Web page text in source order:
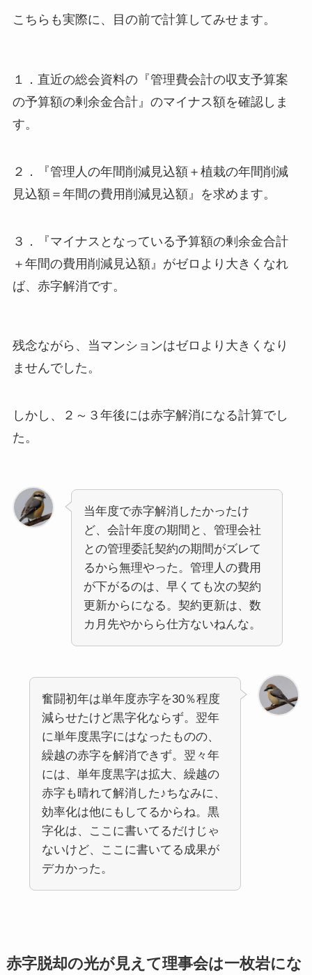
こちらも実際に、目の前で計算してみせます。
１．直近の総会資料の『管理費会計の収支予算案
の予算額の剰余金合計』のマイナス額を確認しま
す。
２．『管理人の年間削減見込額＋植栽の年間削減
見込額＝年間の費用削減見込額』を求めます。
３．『マイナスとなっている予算額の剰余金合計
＋年間の費用削減見込額』がゼロより大きくなれ
ば、赤字解消です。
残念ながら、当マンションはゼロより大きくなり
ませんでした。
しかし、２～３年後には赤字解消になる計算でし
た。
当年度で赤字解消したかったけ
ど、会計年度の期間と、管理会社
との管理委託契約の期間がズレて
るから無理やった。管理人の費用
が下がるのは、早くても次の契約
更新からになる。契約更新は、数
カ月先やからら仕方ないねんな。
奮闘初年は単年度赤字を30％程度
減らせたけど黒字化ならず。翌年
に単年度黒字にはなったものの、
繰越の赤字を解消できず。翌々年
には、単年度黒字は拡大、繰越の
赤字も晴れて解消した♪ちなみに、
効率化は他にもしてるからね。黒
字化は、ここに書いてるだけじゃ
ないけど、ここに書いてる成果が
デカかった。
赤字脱却の光が見えて理事会は一枚岩にな